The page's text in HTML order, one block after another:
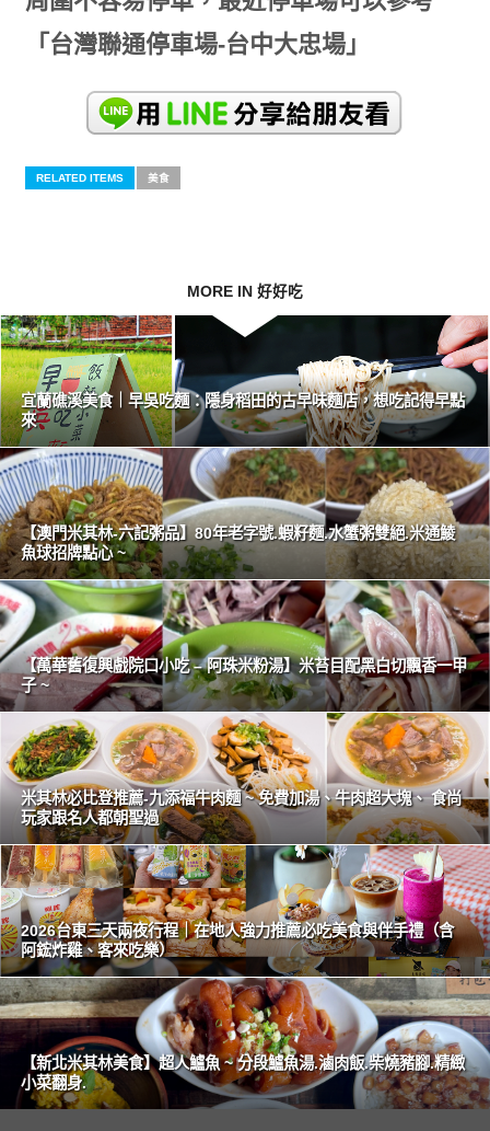
「台灣聯通停車場-台中大忠場」
RELATED ITEMS 美食
MORE IN 好好吃
宜蘭礁溪美食｜早吳吃麵：隱身稻田的古早味麵店，想吃記得早點
來
【澳門米其林-六記粥品】80年老字號.蝦籽麵.水蟹粥雙絕.米通鯪
魚球招牌點心 ~
【萬華舊復興戲院口小吃 – 阿珠米粉湯】米苔目配黑白切飄香一甲
子 ~
米其林必比登推薦-九添福牛肉麵 ~ 免費加湯、牛肉超大塊、 食尚
玩家跟名人都朝聖過
2026台東三天兩夜行程｜在地人強力推薦必吃美食與伴手禮（含
阿鋐炸雞、客來吃樂）
【新北米其林美食】超人鱸魚 ~ 分段鱸魚湯.滷肉飯.柴燒豬腳.精緻
小菜翻身.